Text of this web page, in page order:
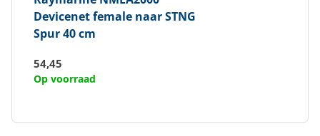
Devicenet female naar STNG
Spur 40 cm
54,45
Op voorraad